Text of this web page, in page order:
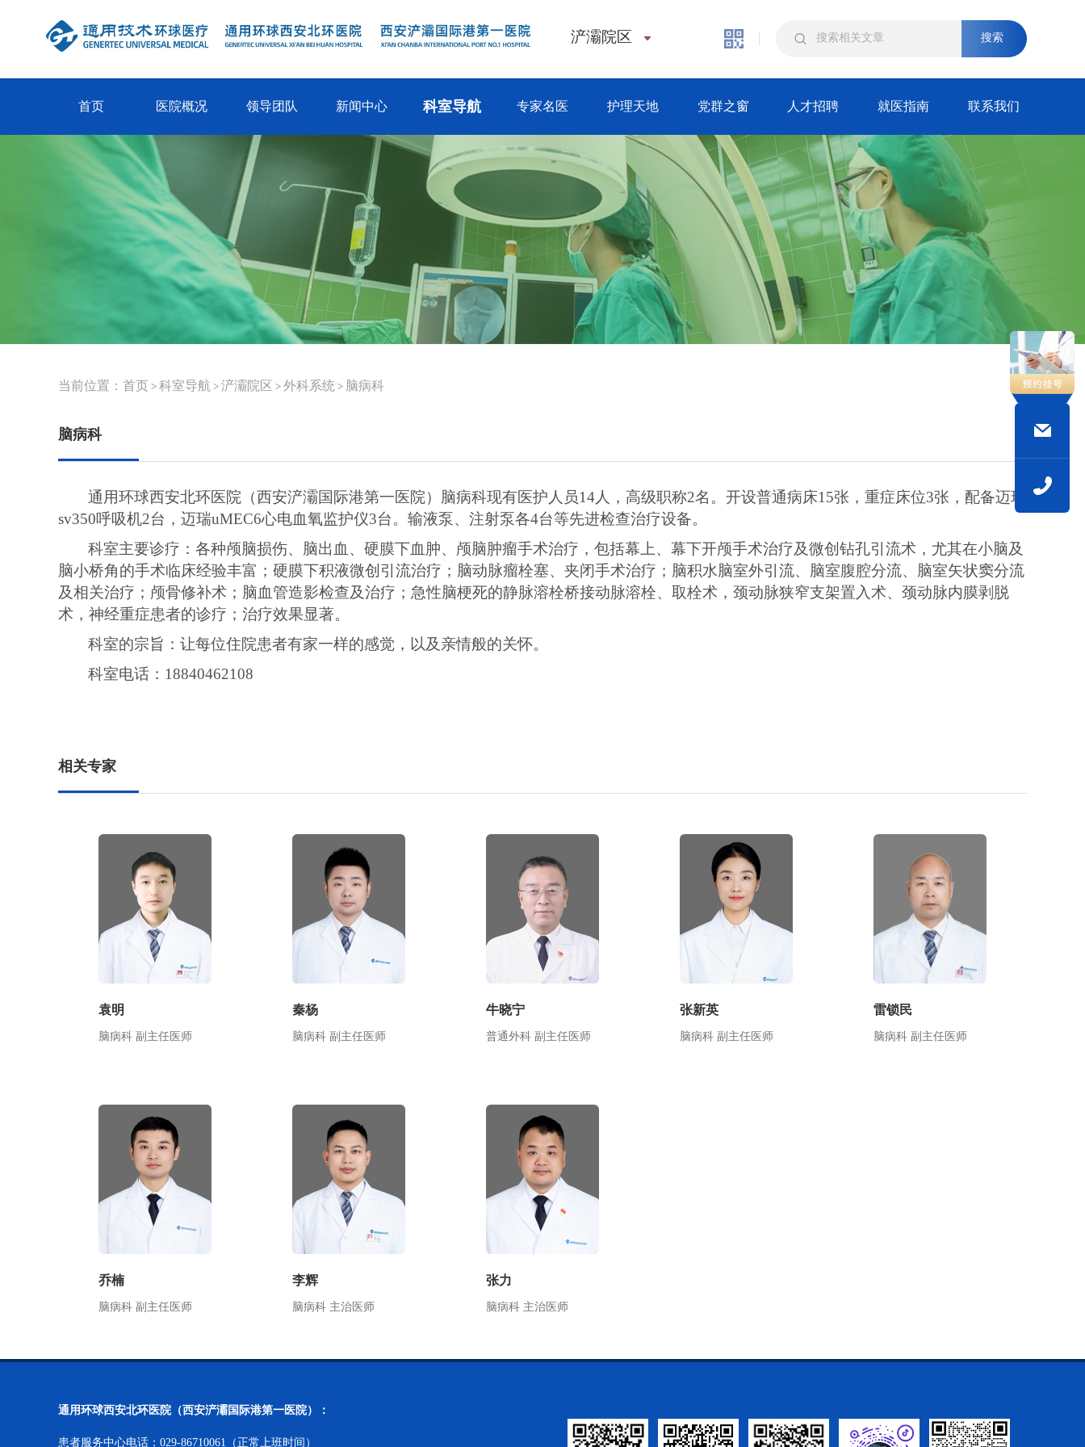
浐灞院区 搜索
首页 医院概况 领导团队 新闻中心 科室导航 专家名医 护理天地 党群之窗 人才招聘 就医指南 联系我们
当前位置： 首页 > 科室导航 > 浐灞院区 > 外科系统 > 脑病科
脑病科
通用环球西安北环医院（西安浐灞国际港第一医院） 脑病科现有医护人员14人，高级职称2名。开设普通病床15张，重症床位3张，配备迈瑞
sv350呼吸机2台，迈瑞uMEC6心电血氧监护仪3台。输液泵、注射泵各4台等先进检查治疗设备。
科室主要诊疗：各种颅脑损伤、脑出血、硬膜下血肿、颅脑肿瘤手术治疗，包括幕上、幕下开颅手术治疗及微创钻孔引流术，尤其在小脑及
脑小桥角的手术临床经验丰富；硬膜下积液微创引流治疗；脑动脉瘤栓塞、夹闭手术治疗；脑积水脑室外引流、脑室腹腔分流、脑室矢状窦分流
及相关治疗；颅骨修补术；脑血管造影检查及治疗；急性脑梗死的静脉溶栓桥接动脉溶栓、取栓术，颈动脉狭窄支架置入术、颈动脉内膜剥脱
术，神经重症患者的诊疗；治疗效果显著。
科室的宗旨：让每位住院患者有家一样的感觉，以及亲情般的关怀。
科室电话： 18840462108
相关专家
袁明
脑病科 副主任医师
秦杨
脑病科 副主任医师
牛晓宁
普通外科 副主任医师
张新英
脑病科 副主任医师
雷锁民
脑病科 副主任医师
乔楠
脑病科 副主任医师
李辉
脑病科 主治医师
张力
脑病科 主治医师
通用环球西安北环医院（西安浐灞国际港第一医院）：
患者服务中心电话：029-86710061（正常上班时间）